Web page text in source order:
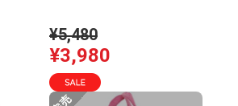
¥5,480
¥3,980